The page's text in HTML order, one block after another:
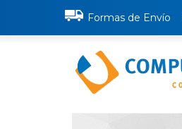
Formas de Envío